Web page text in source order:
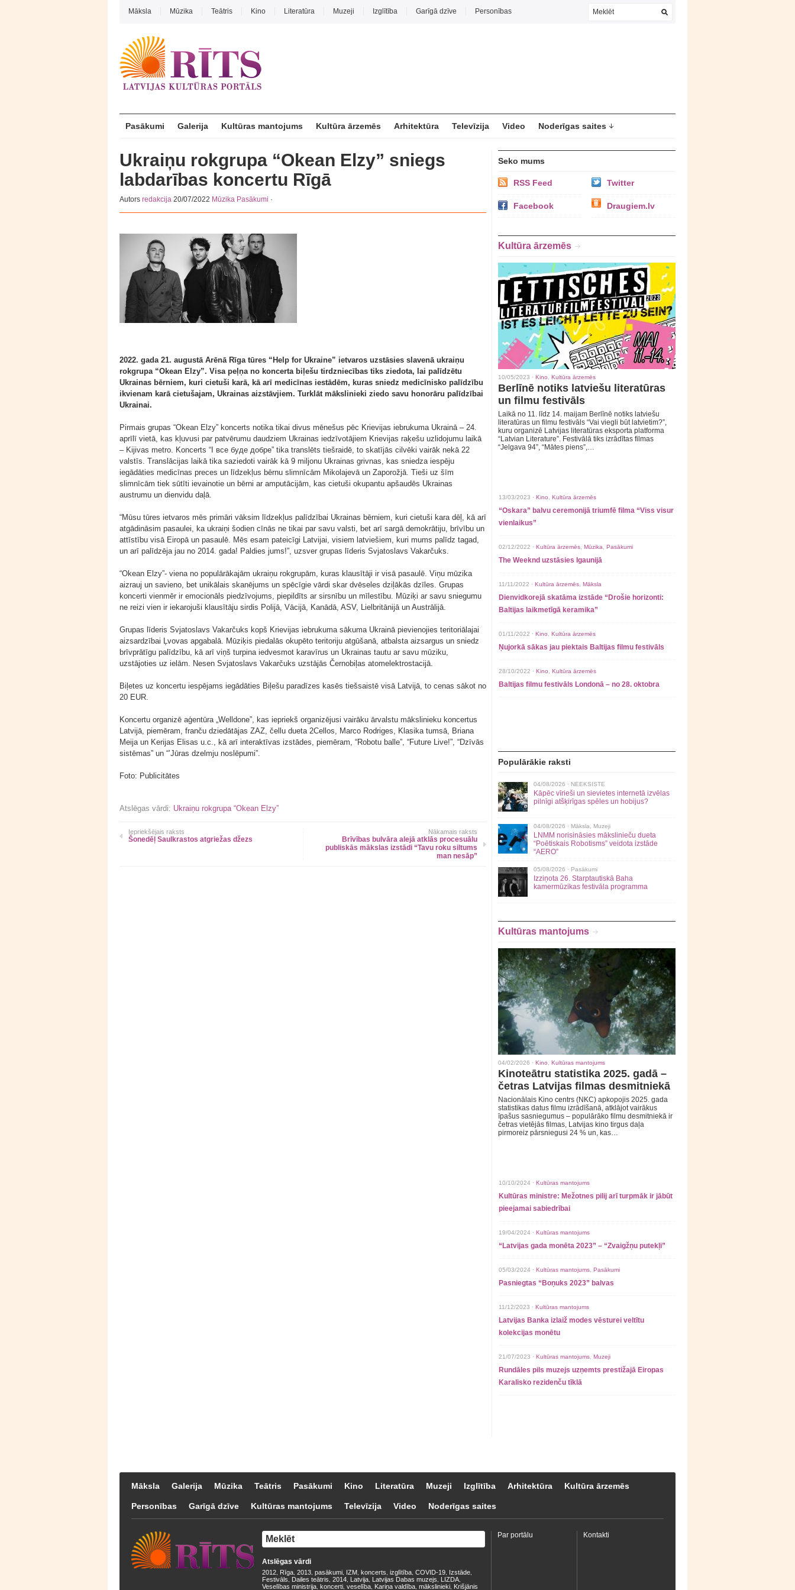
Māksla Mūzika Teātris Kino Literatūra Muzeji Izglītība Garīgā dzīve Personības
Pasākumi Galerija Kultūras mantojums Kultūra ārzemēs Arhitektūra Televīzija Video Noderīgas saites
Ukraiņu rokgrupa “Okean Elzy” sniegs
labdarības koncertu Rīgā
Autors redakcija 20/07/2022 Mūzika Pasākumi ·
2022. gada 21. augustā Arēnā Rīga tūres “Help for Ukraine” ietvaros uzstāsies slavenā ukraiņu
rokgrupa “Okean Elzy”. Visa peļņa no koncerta biļešu tirdzniecības tiks ziedota, lai palīdzētu
Ukrainas bērniem, kuri cietuši karā, kā arī medicīnas iestādēm, kuras sniedz medicīnisko palīdzību
ikvienam karā cietušajam, Ukrainas aizstāvjiem. Turklāt mākslinieki ziedo savu honorāru palīdzībai
Ukrainai.
Pirmais grupas “Okean Elzy” koncerts notika tikai divus mēnešus pēc Krievijas iebrukuma Ukrainā – 24.
aprīlī vietā, kas kļuvusi par patvērumu daudziem Ukrainas iedzīvotājiem Krievijas raķešu uzlidojumu laikā
– Kijivas metro. Koncerts “I все буде добре” tika translēts tiešraidē, to skatījās cilvēki vairāk nekā 22
valstīs. Translācijas laikā tika saziedoti vairāk kā 9 miljonu Ukrainas grivnas, kas sniedza iespēju
iegādāties medicīnas preces un līdzekļus bērnu slimnīcām Mikolajevā un Zaporožjā. Tieši uz šīm
slimnīcām tiek sūtīti ievainotie un bērni ar amputācijām, kas cietuši okupantu apšaudēs Ukrainas
austrumu un dienvidu daļā.
“Mūsu tūres ietvaros mēs primāri vāksim līdzekļus palīdzībai Ukrainas bērniem, kuri cietuši kara dēļ, kā arī
atgādināsim pasaulei, ka ukraiņi šodien cīnās ne tikai par savu valsti, bet arī sargā demokrātiju, brīvību un
attīstību visā Eiropā un pasaulē. Mēs esam pateicīgi Latvijai, visiem latviešiem, kuri mums palīdz tagad,
un arī palīdzēja jau no 2014. gada! Paldies jums!”, uzsver grupas līderis Svjatoslavs Vakarčuks.
“Okean Elzy”- viena no populārākajām ukraiņu rokgrupām, kuras klausītāji ir visā pasaulē. Viņu mūzika
aizrauj un savieno, bet unikālais skanējums un spēcīgie vārdi skar dvēseles dziļākās dzīles. Grupas
koncerti vienmēr ir emocionāls piedzīvojums, piepildīts ar sirsnību un mīlestību. Mūziķi ar savu sniegumu
ne reizi vien ir iekarojuši klausītāju sirdis Polijā, Vācijā, Kanādā, ASV, Lielbritānijā un Austrālijā.
Grupas līderis Svjatoslavs Vakarčuks kopš Krievijas iebrukuma sākuma Ukrainā pievienojies teritoriālajai
aizsardzībai Ļvovas apgabalā. Mūziķis piedalās okupēto teritoriju atgūšanā, atbalsta aizsargus un sniedz
brīvprātīgu palīdzību, kā arī viņš turpina iedvesmot karavīrus un Ukrainas tautu ar savu mūziku,
uzstājoties uz ielām. Nesen Svjatoslavs Vakarčuks uzstājās Černobiļas atomelektrostacijā.
Biļetes uz koncertu iespējams iegādāties Biļešu paradīzes kasēs tiešsaistē visā Latvijā, to cenas sākot no
20 EUR.
Koncertu organizē aģentūra „Welldone”, kas iepriekš organizējusi vairāku ārvalstu mākslinieku koncertus
Latvijā, piemēram, franču dziedātājas ZAZ, čellu dueta 2Cellos, Marco Rodriges, Klasika tumsā, Briana
Meija un Kerijas Elisas u.c., kā arī interaktīvas izstādes, piemēram, “Robotu balle”, “Future Live!”, “Dzīvās
sistēmas” un “’Jūras dzelmju noslēpumi”.
Foto: Publicitātes
Atslēgas vārdi: Ukraiņu rokgrupa “Okean Elzy”
Iepriekšējais raksts
Šonedēļ Saulkrastos atgriežas džezs
Nākamais raksts
Brīvības bulvāra alejā atklās procesuālu
publiskās mākslas izstādi “Tavu roku siltums
man nesāp”
Seko mums
RSS Feed Twitter
Facebook Draugiem.lv
Kultūra ārzemēs
10/05/2023 · Kino Kultūra ārzemēs
Berlīnē notiks latviešu literatūras
un filmu festivāls
Laikā no 11. līdz 14. maijam Berlīnē notiks latviešu
literatūras un filmu festivāls “Vai viegli būt latvietim?”,
kuru organizē Latvijas literatūras eksporta platforma
“Latvian Literature”. Festivālā tiks izrādītas filmas
“Jelgava 94”, “Mātes piens”,…
13/03/2023 · Kino Kultūra ārzemēs
“Oskara” balvu ceremonijā triumfē filma “Viss visur
vienlaikus”
02/12/2022 · Kultūra ārzemēs Mūzika Pasākumi
The Weeknd uzstāsies Igaunijā
11/11/2022 · Kultūra ārzemēs Māksla
Dienvidkorejā skatāma izstāde “Drošie horizonti:
Baltijas laikmetīgā keramika”
01/11/2022 · Kino Kultūra ārzemēs
Ņujorkā sākas jau piektais Baltijas filmu festivāls
28/10/2022 · Kino Kultūra ārzemēs
Baltijas filmu festivāls Londonā – no 28. oktobra
Populārākie raksti
04/08/2026 · NEEKSISTE
Kāpēc vīrieši un sievietes internetā izvēlas
pilnīgi atšķirīgas spēles un hobijus?
04/08/2026 · Māksla Muzeji
LNMM norisināsies mākslinieču dueta
“Poētiskais Robotisms” veidota izstāde
“AERO”
05/08/2026 · Pasākumi
Izziņota 26. Starptautiskā Baha
kamermūzikas festivāla programma
Kultūras mantojums
04/02/2026 · Kino Kultūras mantojums
Kinoteātru statistika 2025. gadā –
četras Latvijas filmas desmitniekā
Nacionālais Kino centrs (NKC) apkopojis 2025. gada
statistikas datus filmu izrādīšanā, atklājot vairākus
īpašus sasniegumus – populārāko filmu desmitniekā ir
četras vietējās filmas, Latvijas kino tirgus daļa
pirmoreiz pārsniegusi 24 % un, kas…
10/10/2024 · Kultūras mantojums
Kultūras ministre: Mežotnes pilij arī turpmāk ir jābūt
pieejamai sabiedrībai
19/04/2024 · Kultūras mantojums
“Latvijas gada monēta 2023” – “Zvaigžņu putekļi”
05/03/2024 · Kultūras mantojums Pasākumi
Pasniegtas “Boņuks 2023” balvas
11/12/2023 · Kultūras mantojums
Latvijas Banka izlaiž modes vēsturei veltītu
kolekcijas monētu
21/07/2023 · Kultūras mantojums Muzeji
Rundāles pils muzejs uzņemts prestižajā Eiropas
Karalisko rezidenču tīklā
Māksla Galerija Mūzika Teātris Pasākumi Kino Literatūra Muzeji Izglītība Arhitektūra Kultūra ārzemēs
Personības Garīgā dzīve Kultūras mantojums Televīzija Video Noderīgas saites
Atslēgas vārdi
2012 Rīga 2013 pasākumi IZM koncerts izglītība COVID-19 Izstāde
Festivāls Dailes teātris 2014 Latvija Latvijas Dabas muzejs LIZDA
Veselības ministrija koncerti veselība Kariņa valdība mākslinieki Krišjānis
Par portālu Kontakti